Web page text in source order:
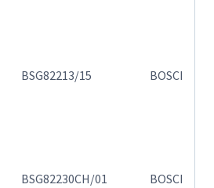
BSG82213/15 BOSCH
BSG82230CH/01 BOSCH